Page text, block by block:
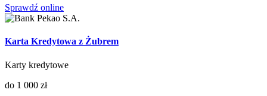
Sprawdź online
Karta Kredytowa z Żubrem
Karty kredytowe
do 1 000 zł